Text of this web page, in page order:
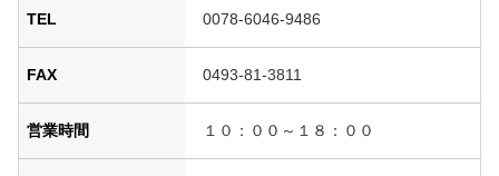
TEL 0078-6046-9486
FAX 0493-81-3811
営業時間 １０：００～１８：００